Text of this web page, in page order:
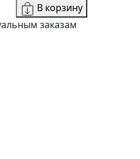
В корзину
заказам